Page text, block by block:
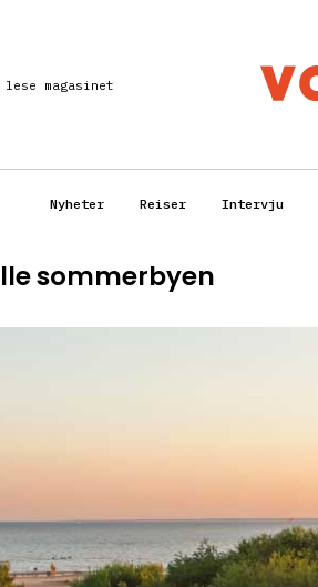
magasinet
Nyheter Reiser Intervju
sommerbyen